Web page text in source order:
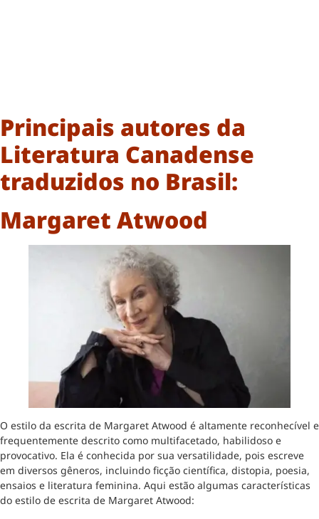
Principais autores da
Literatura Canadense
traduzidos no Brasil:
Margaret Atwood
O estilo da escrita de Margaret Atwood é altamente reconhecível e
frequentemente descrito como multifacetado, habilidoso e
provocativo. Ela é conhecida por sua versatilidade, pois escreve
em diversos gêneros, incluindo ficção científica, distopia, poesia,
ensaios e literatura feminina. Aqui estão algumas características
do estilo de escrita de Margaret Atwood: